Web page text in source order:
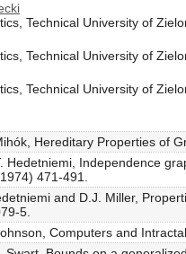
Technical University of
Technical University of
Technical University of
Hereditary Properties of
Hedetniemi, Independence
471-491.
and D.J. Miller,
5.
Computers and